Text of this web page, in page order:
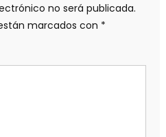
no será publicada.
marcados con *